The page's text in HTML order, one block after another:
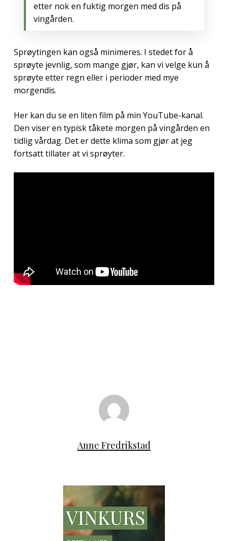
etter nok en fuktig morgen med dis på
vingården.
Sprøytingen kan også minimeres. I stedet for å
sprøyte jevnlig, som mange gjør, kan vi velge kun å
sprøyte etter regn eller i perioder med mye
morgendis.
Her kan du se en liten film på min YouTube-kanal.
Den viser en typisk tåkete morgen på vingården en
tidlig vårdag. Det er dette klima som gjør at jeg
fortsatt tillater at vi sprøyter.
Anne Fredrikstad